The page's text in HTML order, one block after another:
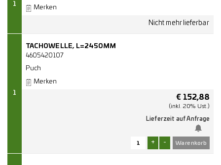
1
Merken
1
TACHOWELLE, L=2450MM
4605420107
Puch
Merken
€ 152,88
(inkl. 20% Ust.)
Lieferzeit auf Anfrage
+ -